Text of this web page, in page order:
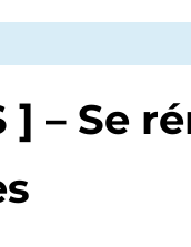
] – Se